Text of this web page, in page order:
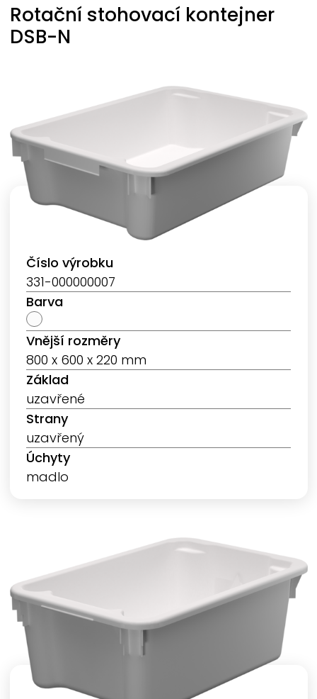
Rotační stohovací kontejner
DSB-N
Číslo výrobku
331-000000007
Barva
Vnější rozměry
800 x 600 x 220 mm
Základ
uzavřené
Strany
uzavřený
Úchyty
madlo